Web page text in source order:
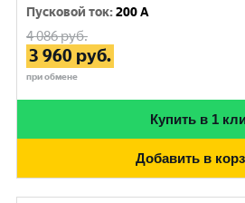
Пусковой ток:200 A
4 086руб.
3 960 руб.
при обмене
Купить в 1
Добавить в